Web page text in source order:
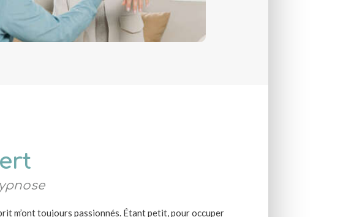
m’ont toujours passionnés. Étant petit, pour occuper